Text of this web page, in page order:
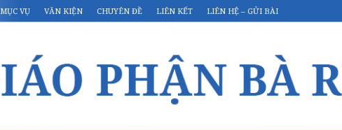
MỤC VỤ VĂN KIỆN CHUYÊN ĐỀ LIÊN KẾT LIÊN HỆ – GỬI BÀI